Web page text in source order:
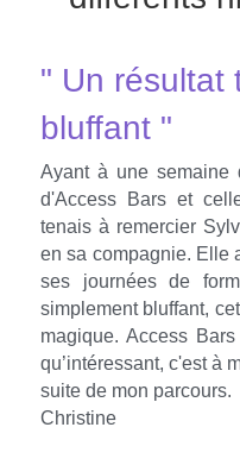
" Un résultat
bluffant "
Ayant à une semaine
d'Access Bars et
tenais à remercier
en sa compagnie. Elle
ses journées de
simplement bluffant,
magique. Access
qu’intéressant, c'est à
suite de mon parcours.
Christine